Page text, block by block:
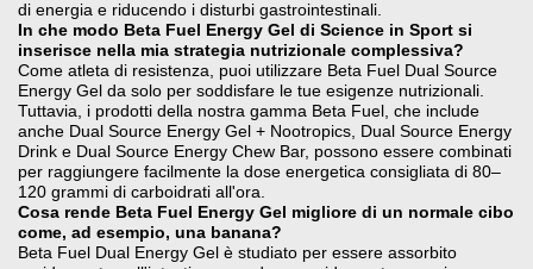
di energia e riducendo i disturbi gastrointestinali.
In che modo Beta Fuel Energy Gel di Science in Sport si
inserisce nella mia strategia nutrizionale complessiva?
Come atleta di resistenza, puoi utilizzare Beta Fuel Dual Source
Energy Gel da solo per soddisfare le tue esigenze nutrizionali.
Tuttavia, i prodotti della nostra gamma Beta Fuel, che include
anche Dual Source Energy Gel + Nootropics, Dual Source Energy
Drink e Dual Source Energy Chew Bar, possono essere combinati
per raggiungere facilmente la dose energetica consigliata di 80–
120 grammi di carboidrati all'ora.
Cosa rende Beta Fuel Energy Gel migliore di un normale cibo
come, ad esempio, una banana?
Beta Fuel Dual Energy Gel è studiato per essere assorbito